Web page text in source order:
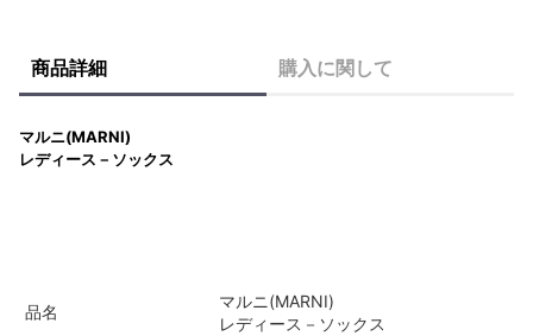
商品詳細 購入に関して
マルニ(MARNI)
レディース－ソックス
品名
マルニ(MARNI)
レディース－ソックス